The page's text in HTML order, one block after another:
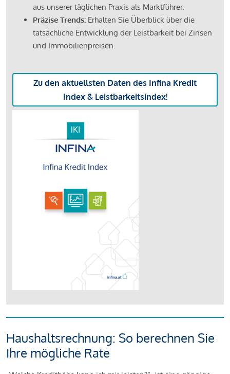
aus unserer täglichen Praxis als Marktführer.
Präzise Trends: Erhalten Sie Überblick über die
tatsächliche Entwicklung der Leistbarkeit bei Zinsen
und Immobilienpreisen.
Zu den aktuellsten Daten des Infina Kredit
Index & Leistbarkeitsindex!
Haushaltsrechnung: So berechnen Sie
Ihre mögliche Rate